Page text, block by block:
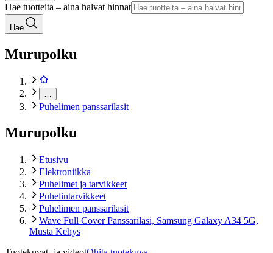
Hae tuotteita – aina halvat hinnat
Hae
Murupolku
Puhelimen panssarilasit
Murupolku
Etusivu
Elektroniikka
Puhelimet ja tarvikkeet
Puhelintarvikkeet
Puhelimen panssarilasit
Wave Full Cover Panssarilasi, Samsung Galaxy A34 5G,
Musta Kehys